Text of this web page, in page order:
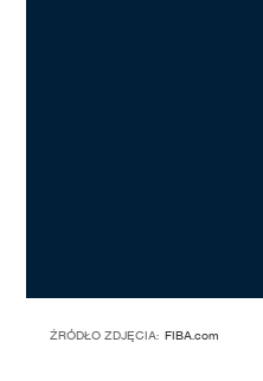
ŹRÓDŁO ZDJĘCIA: FIBA.com